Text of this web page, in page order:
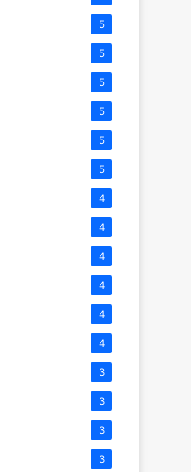
5
5
5
5
5
5
4
4
4
4
4
4
3
3
3
3